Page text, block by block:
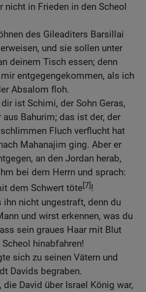
nicht in Frieden in den Scheol
des Gileaditers Barsillai
und sie sollen unter
deinem Tisch essen; denn
entgegengekommen, als ich
Absalom floh.
ist Schimi, der Sohn Geras,
Bahurim; das ist der, der
Fluch verflucht hat
Mahanajim ging. Aber er
an den Jordan herab,
bei dem Herrn und sprach:
dem Schwert töte[7]!
ihn nicht ungestraft, denn du
und wirst erkennen, was du
sein graues Haar mit Blut
hinabfahren!
sich zu seinen Vätern und
Davids begraben.
die David über Israel König war,